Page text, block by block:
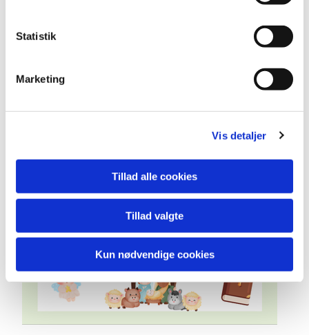
Statistik
Marketing
Vis detaljer
Tillad alle cookies
Tillad valgte
Kun nødvendige cookies